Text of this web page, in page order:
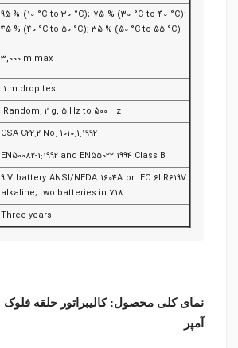
95 % (10 °C to 30 °C); 75 % (30 °C to 40 °C);
45 % (40 °C to 50 °C); 35 % (50 °C to 55 °C)
3,000 m max
1 m drop test
Random, 2 g, 5 Hz to 500 Hz
CSA C22.2 No. 1010.1:1992
EN50082-1:1992 and EN55022:1994 Class B
9 V battery ANSI/NEDA 1604A or IEC 6LR619V
alkaline; two batteries in 718
Three-years
آمپر